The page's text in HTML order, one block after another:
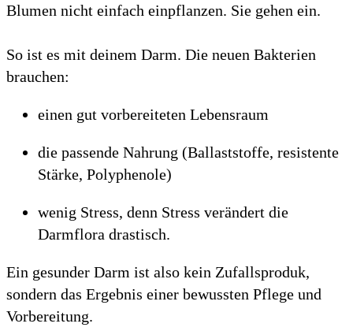
Blumen nicht einfach einpflanzen. Sie gehen ein.
So ist es mit deinem Darm. Die neuen Bakterien
brauchen:
einen gut vorbereiteten Lebensraum
die passende Nahrung (Ballaststoffe, resistente
Stärke, Polyphenole)
wenig Stress, denn Stress verändert die
Darmflora drastisch.
Ein gesunder Darm ist also kein Zufallsproduk,
sondern das Ergebnis einer bewussten Pflege und
Vorbereitung.